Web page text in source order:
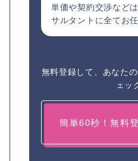
単価や契約交渉など
サルタントに全てお任
無料登録して、あなた
ェッ
簡単60秒！無料